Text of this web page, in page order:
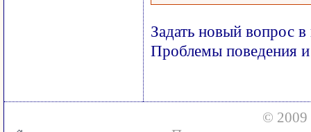
Задать новый вопрос
Проблемы поведения и
© 2009